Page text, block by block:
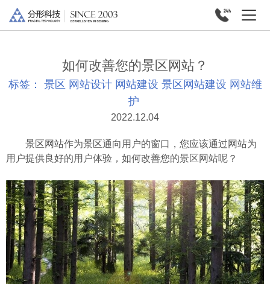
如何改善您的景区网站？
标签： 景区 网站设计 网站建设 景区网站建设 网站维
护
2022.12.04
景区网站作为景区通向用户的窗口，您应该通过网站为
用户提供良好的用户体验，如何改善您的景区网站呢？